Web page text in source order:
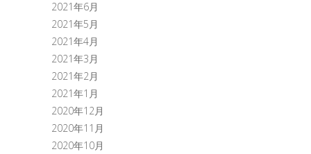
2021年6月
2021年5月
2021年4月
2021年3月
2021年2月
2021年1月
2020年12月
2020年11月
2020年10月